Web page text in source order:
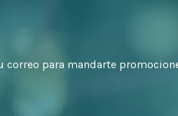
correo para mandarte